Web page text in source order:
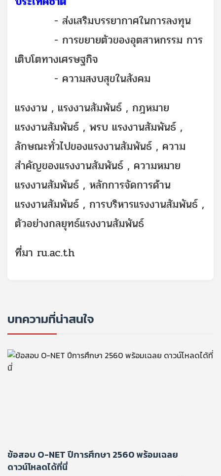
- ส่งเสริมบรรยากาศในการลงทุน
- การขยายตัวของอุตสาหกรรม การ
เติบโตทางเศรษฐกิจ
- ความสงบสุขในสังคม
แรงงาน , แรงงานสัมพันธ์ , กฎหมาย
แรงงานสัมพันธ์ , พรบ แรงงานสัมพันธ์ ,
ลักษณะทั่วไปของแรงงานสัมพันธ์ , ความ
สําคัญของแรงงานสัมพันธ์ , ความหมาย
แรงงานสัมพันธ์ , หลักการจัดการด้าน
แรงงานสัมพันธ์ , การบริหารแรงงานสัมพันธ์ ,
ตัวอย่างกลยุทธ์แรงงานสัมพันธ์
ที่มา ru.ac.th
บทความที่น่าสนใจ
ข้อสอบ O-NET ปีการศึกษา 2560 พร้อมเฉลย
ดาวน์โหลดได้ที่นี่